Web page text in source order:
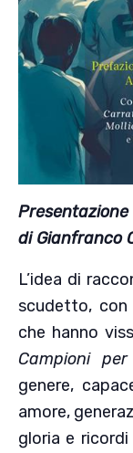
di Gianfranco
L’idea di
scudetto, con
che hanno
Campioni
genere,
amore,
gloria e